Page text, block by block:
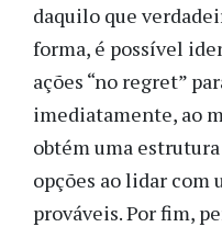
daquilo que
forma, é possível
ações “no regret”
imediatamente, ao
obtém uma
opções ao lidar com
prováveis. Por fim,